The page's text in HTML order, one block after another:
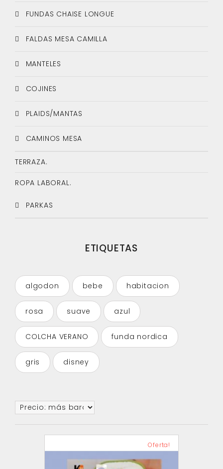
FUNDAS CHAISE LONGUE
FALDAS MESA CAMILLA
MANTELES
COJINES
PLAIDS/MANTAS
CAMINOS MESA
TERRAZA.
ROPA LABORAL.
PARKAS
ETIQUETAS
algodon bebe habitacion
rosa suave azul
COLCHA VERANO funda nordica
gris disney
Oferta!